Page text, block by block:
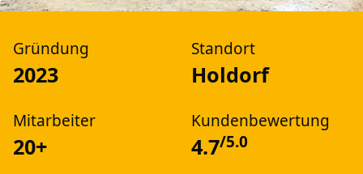
Firmenfakten
Gründung
2023
Standort
Holdorf
Mitarbeiter
20+
Kundenbewertung
4.7/5.0